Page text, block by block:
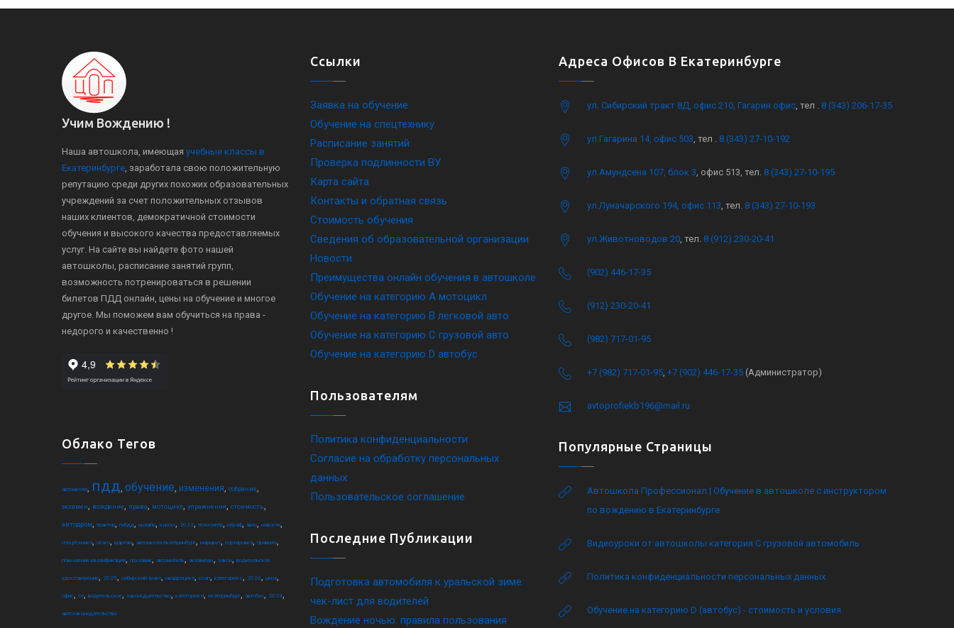
Учим Вождению !
Наша автошкола, имеющая учебные классы в
Екатеринбурге, заработала свою положительную
репутацию среди других похожих образовательных
учреждений за счет положительных отзывов
наших клиентов, демократичной стоимости
обучения и высокого качества предоставляемых
услуг. На сайте вы найдете фото нашей
автошколы, расписание занятий групп,
возможность потренироваться в решении
билетов ПДД онлайн, цены на обучение и многое
другое. Мы поможем вам обучиться на права -
недорого и качественно !
Облако Тегов
автошкола, пдд, обучение, изменения, собрание,
экзамен, вождение, права, мотоцикл, упражнения, стоимость,
автодром, трактор, гибдд, онлайн, курсы, 2022, техосмотр, штраф, авто, новости,
спецтехника, осаго, шарташ, автошкола екатеринбург, маршрут, сортировка, правила,
повышение квалификации, грузовик, автомобиль, экзамены, закон, водительское
удостоверение, 2025, сибирский тракт, квадроцикл, коап, категория c, 2023, цена,
офис, ce, водительское, законодательство, категория d, екатеринбург, автобус, 2024,
автозаконодательство
Ссылки
Заявка на обучение
Обучение на спецтехнику
Расписание занятий
Проверка подлинности ВУ
Карта сайта
Контакты и обратная связь
Стоимость обучения
Сведения об образовательной организации
Новости
Преимущества онлайн обучения в автошколе
Обучение на категорию A мотоцикл
Обучение на категорию B легковой авто
Обучение на категорию C грузовой авто
Обучение на категорию D автобус
Пользователям
Политика конфиденциальности
Согласие на обработку персональных
данных
Пользовательское соглашение
Последние Публикации
Подготовка автомобиля к уральской зиме:
чек-лист для водителей
Вождение ночью: правила пользования
Адреса Офисов В Екатеринбурге
ул. Сибирский тракт 8Д, офис 210, Гагарин офис, тел . 8 (343) 206-17-35
ул.Гагарина 14, офис 503, тел . 8 (343) 27-10-192
ул.Амундсена 107, блок 3, офис 513, тел. 8 (343) 27-10-195
ул.Луначарского 194, офис 113, тел. 8 (343) 27-10-193
ул.Животноводов 20, тел. 8 (912) 230-20-41
(902) 446-17-35
(912) 230-20-41
(982) 717-01-95
+7 (982) 717-01-95, +7 (902) 446-17-35 (Администратор)
avtoprofiekb196@mail.ru
Популярные Страницы
Автошкола Профессионал | Обучение в автошколе с инструктором
по вождению в Екатеринбурге
Видеоуроки от автошколы категория C грузовой автомобиль
Политика конфиденциальности персональных данных
Обучение на категорию D (автобус) - стоимость и условия